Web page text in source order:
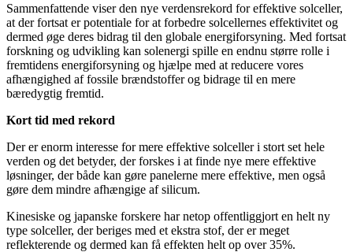
Sammenfattende viser den nye verdensrekord for effektive solceller,
at der fortsat er potentiale for at forbedre solcellernes effektivitet og
dermed øge deres bidrag til den globale energiforsyning. Med fortsat
forskning og udvikling kan solenergi spille en endnu større rolle i
fremtidens energiforsyning og hjælpe med at reducere vores
afhængighed af fossile brændstoffer og bidrage til en mere
bæredygtig fremtid.
Kort tid med rekord
Der er enorm interesse for mere effektive solceller i stort set hele
verden og det betyder, der forskes i at finde nye mere effektive
løsninger, der både kan gøre panelerne mere effektive, men også
gøre dem mindre afhængige af silicum.
Kinesiske og japanske forskere har netop offentliggjort en helt ny
type solceller, der beriges med et ekstra stof, der er meget
reflekterende og dermed kan få effekten helt op over 35%.